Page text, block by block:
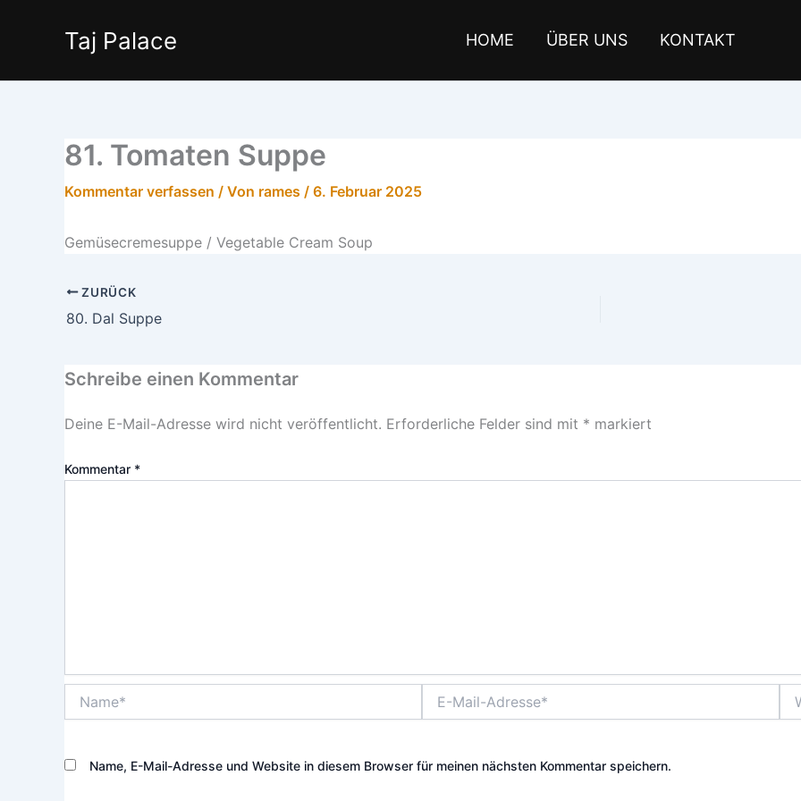
Taj Palace HOME ÜBER UNS KONTAKT
81. Tomaten Suppe
Kommentar verfassen / Von rames / 6. Februar 2025
Gemüsecremesuppe / Vegetable Cream Soup
ZURÜCK
80. Dal Suppe
Schreibe einen Kommentar
Deine E-Mail-Adresse wird nicht veröffentlicht. Erforderliche Felder sind mit * markiert
Kommentar *
Mail-
Name, E-Mail-Adresse und Website in diesem Browser für meinen nächsten Kommentar speichern.